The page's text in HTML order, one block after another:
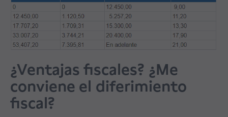
¿Ventajas fiscales? ¿Me
conviene el diferimiento
fiscal?